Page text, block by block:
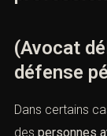
(Avocat
défense
Dans certains
des personnes